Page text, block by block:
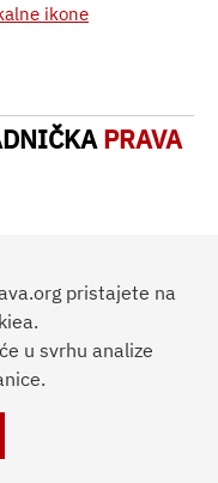
ikone
PRAVA
pristajete na
u svrhu analize